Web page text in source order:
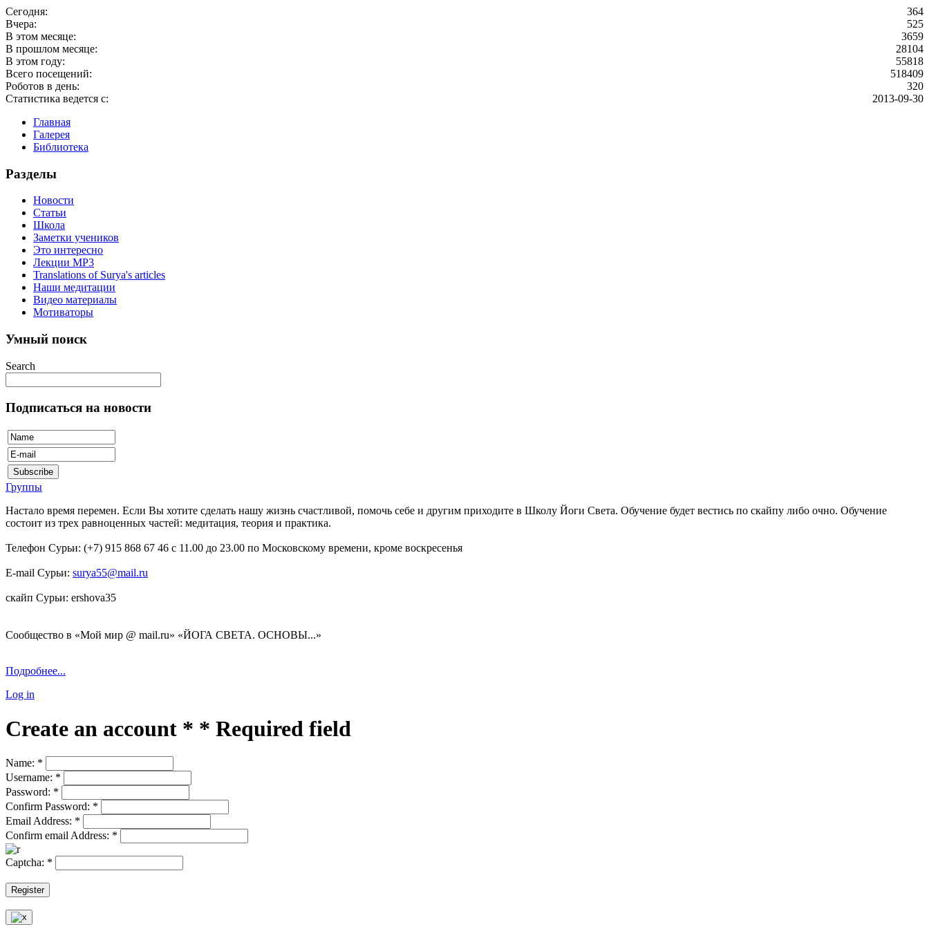
Сегодня:
364
Вчера:
525
В этом месяце:
3659
В прошлом месяце:
28104
В этом году:
55818
Всего посещений:
518409
Роботов в день:
320
Статистика ведется c:
2013-09-30
Главная
Галерея
Библиотека
Разделы
Новости
Статьи
Школа
Заметки учеников
Это интересно
Лекции MP3
Translations of Surya's articles
Наши медитации
Видео материалы
Мотиваторы
Умный поиск
Search
Подписаться на новости
Группы
Настало время перемен. Если Вы хотите сделать нашу жизнь счастливой, помочь себе и другим приходите в Школу Йоги Света. Обучение будет вестись по скайпу либо очно. Обучение
состоит из трех равноценных частей: медитация, теория и практика.
Телефон Сурьи: (+7) 915 868 67 46 с 11.00 до 23.00 по Московскому времени, кроме воскресенья
E-mail Сурьи: surya55@mail.ru
скайп Сурьи: ershova35
Сообщество в «Мой мир @ mail.ru» «ЙОГА СВЕТА. ОСНОВЫ...»
Подробнее...
Log in
Create an account * * Required field
Name: *
Username: *
Password: *
Confirm Password: *
Email Address: *
Confirm email Address: *
Captcha: *
Register